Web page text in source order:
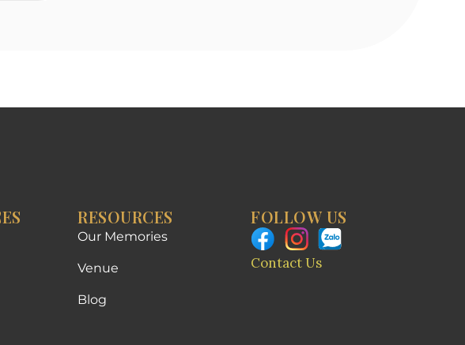
RESOURCES
Our Memories
Venue
Blog
FOLLOW US
Contact Us